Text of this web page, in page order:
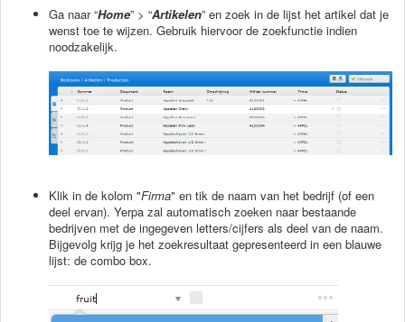
Ga naar “Home” > “Artikelen” en zoek in de lijst het artikel dat je
wenst toe te wijzen. Gebruik hiervoor de zoekfunctie indien
noodzakelijk.
Klik in de kolom "Firma" en tik de naam van het bedrijf (of een
deel ervan). Yerpa zal automatisch zoeken naar bestaande
bedrijven met de ingegeven letters/cijfers als deel van de naam.
Bijgevolg krijg je het zoekresultaat gepresenteerd in een blauwe
lijst: de combo box.